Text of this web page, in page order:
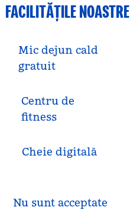
FACILITĂŢILE NOASTRE
Mic dejun cald
gratuit
Centru de
fitness
Cheie digitală
Nu sunt acceptate